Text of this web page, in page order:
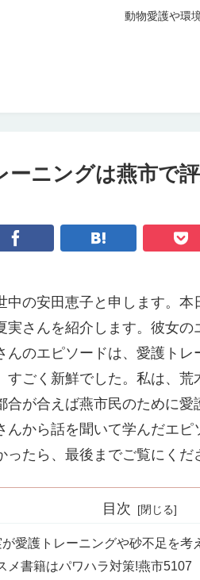
動物愛護や環
ーニングは燕市で
中の安田恵子と申します。
実さんを紹介します。彼女
んのエピソードは、愛護ト
すごく新鮮でした。私は、
合が合えば燕市民のために
んから話を聞いて学んだエ
たら、最後までご覧にくだ
目次
愛護トレーニングや砂不足を考
メ書籍はパワハラ対策!燕市5107